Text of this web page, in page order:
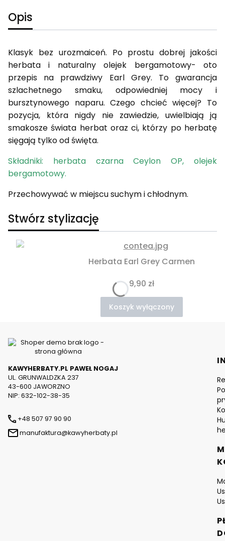
Opis
Klasyk bez urozmaiceń. Po prostu dobrej jakości
herbata i naturalny olejek bergamotowy- oto
przepis na prawdziwy Earl Grey. To gwarancja
szlachetnego smaku, odpowiedniej mocy i
bursztynowego naparu. Czego chcieć więcej? To
pozycja, która nigdy nie zawiedzie, uwielbiają ją
smakosze świata herbat oraz ci, którzy po herbatę
sięgają tylko od święta.
Składniki: herbata czarna Ceylon OP, olejek
bergamotowy.
Przechowywać w miejscu suchym i chłodnym.
Stwórz stylizację
Herbata Earl Grey Carmen
Cena
9,90 zł
Koszyk wyłączony
KAWYHERBATY.PL PAWEŁ NOGAJ
UL. GRUNWALDZKA 237
43-600 JAWORZNO
NIP: 632-102-38-35
+48 507 97 90 90
manufaktura@kawyherbaty.pl